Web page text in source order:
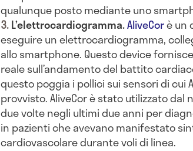
qualunque posto mediante uno
L’elettrocardiogramma.AliveCorè un
eseguire un elettrocardiogramma,
allo smartphone. Questo device
reale sull’andamento del battito
questo poggia i pollici sui sensori di cui
provvisto. AliveCor è stato utilizzato dal
due volte negli ultimi due anni per
in pazienti che avevano manifestato
cardiovascolare durante voli di linea.